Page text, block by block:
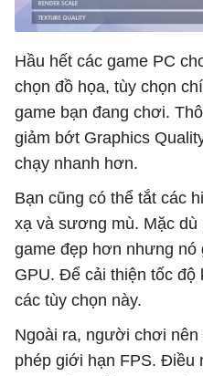
Hầu hết các game PC
chọn đồ họa, tùy chọn
game bạn đang chơi.
giảm bớt Graphics
chạy nhanh hơn.
Bạn cũng có thể tắt các
xạ và sương mù. Mặc
game đẹp hơn nhưng nó
GPU. Để cải thiện tốc độ
các tùy chọn này.
Ngoài ra, người chơi
phép giới hạn FPS. Điều